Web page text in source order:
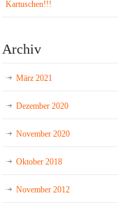
Kartuschen!!!
Archiv
März 2021
Dezember 2020
November 2020
Oktober 2018
November 2012